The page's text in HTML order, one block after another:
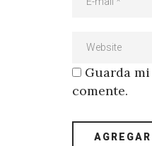
Guarda
comente.